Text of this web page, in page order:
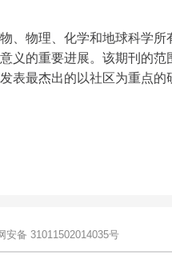
、物理、化学和地球科学所
义的重要进展。该期刊的范
表最杰出的以社区为重点的
安备 31011502014035号